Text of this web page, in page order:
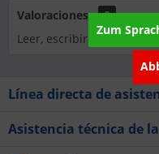
Valoraciones
0
Leer, escribir y debatir
Línea directa de
Asistencia técnica de
Zum